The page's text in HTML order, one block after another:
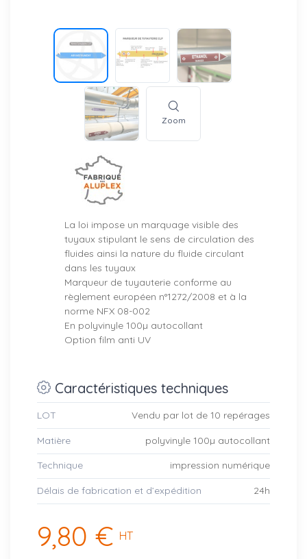
Zoom
La loi impose un marquage visible des
tuyaux stipulant le sens de circulation des
fluides ainsi la nature du fluide circulant
dans les tuyaux
Marqueur de tuyauterie conforme au
règlement européen n°1272/2008 et à la
norme NFX 08-002
En polyvinyle 100µ autocollant
Option film anti UV
Caractéristiques techniques
LOT Vendu par lot de 10 repérages
Matière polyvinyle 100µ autocollant
Technique impression numérique
Délais de fabrication et d’expédition 24h
9,80 € HT